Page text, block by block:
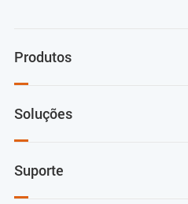
Produtos
Soluções
Suporte